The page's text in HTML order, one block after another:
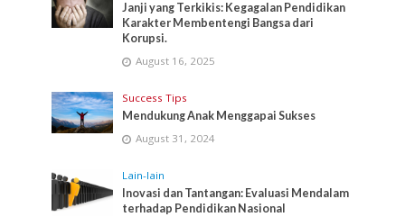
Janji yang Terkikis: Kegagalan Pendidikan
Karakter Membentengi Bangsa dari
Korupsi.
August 16, 2025
Success Tips
Mendukung Anak Menggapai Sukses
August 31, 2024
Lain-lain
Inovasi dan Tantangan: Evaluasi Mendalam
terhadap Pendidikan Nasional